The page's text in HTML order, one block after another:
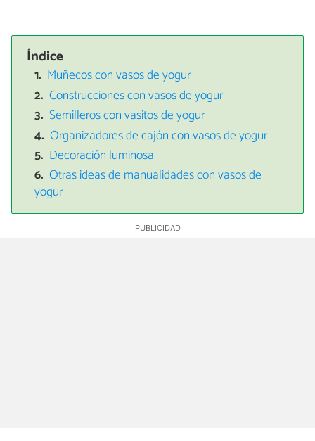
Índice
Muñecos con vasos de yogur
Construcciones con vasos de yogur
Semilleros con vasitos de yogur
Organizadores de cajón con vasos de yogur
Decoración luminosa
Otras ideas de manualidades con vasos de
yogur